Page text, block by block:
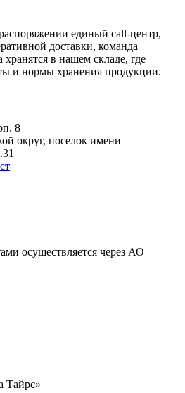
единый call-центр,
доставки, команда
в нашем складе, где
и нормы хранения продукции.
8
округ, поселок имени
осуществляется через АО
Тайрс»